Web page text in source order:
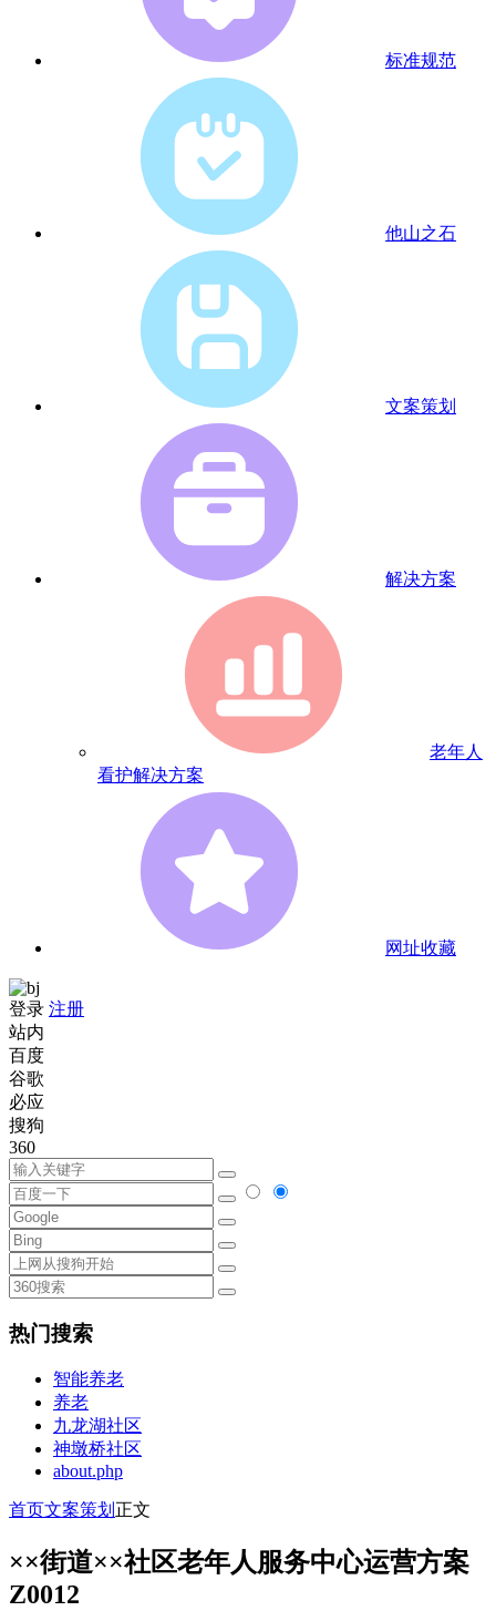
标准规范
他山之石
文案策划
解决方案
老年人
看护解决方案
网址收藏
登录 注册
站内
百度
谷歌
必应
搜狗
360
热门搜索
智能养老
养老
九龙湖社区
神墩桥社区
about.php
首页文案策划 正文
××街道××社区老年人服务中心运营方案
Z0012